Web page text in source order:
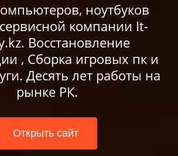
Открыть сайт
ноутбуков
компании It-
Восстановление
, Сборка игровых пк и
Десять лет работы на
рынке РК.
Открыть сайт
Открыть сайт
Открыть сайт